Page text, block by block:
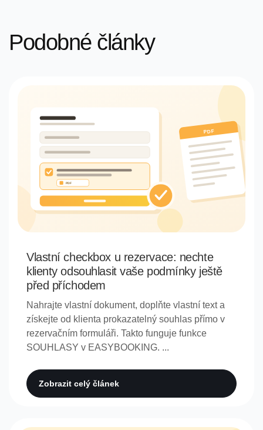
Podobné články
Vlastní checkbox u rezervace: nechte
klienty odsouhlasit vaše podmínky ještě
před příchodem
Nahrajte vlastní dokument, doplňte vlastní text a
získejte od klienta prokazatelný souhlas přímo v
rezervačním formuláři. Takto funguje funkce
SOUHLASY v EASYBOOKING. ...
Zobrazit celý článek